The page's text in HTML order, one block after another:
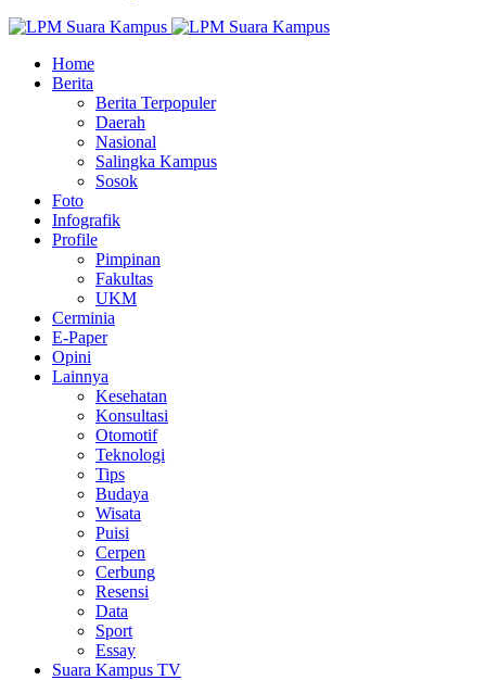
Home
Berita
Berita Terpopuler
Daerah
Nasional
Salingka Kampus
Sosok
Foto
Infografik
Profile
Pimpinan
Fakultas
UKM
Cerminia
E-Paper
Opini
Lainnya
Kesehatan
Konsultasi
Otomotif
Teknologi
Tips
Budaya
Wisata
Puisi
Cerpen
Cerbung
Resensi
Data
Sport
Essay
Suara Kampus TV